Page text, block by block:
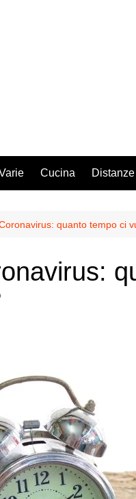
Cucina Distanze
quanto tempo ci